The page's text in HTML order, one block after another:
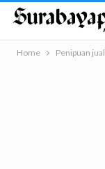
Home Penipuan